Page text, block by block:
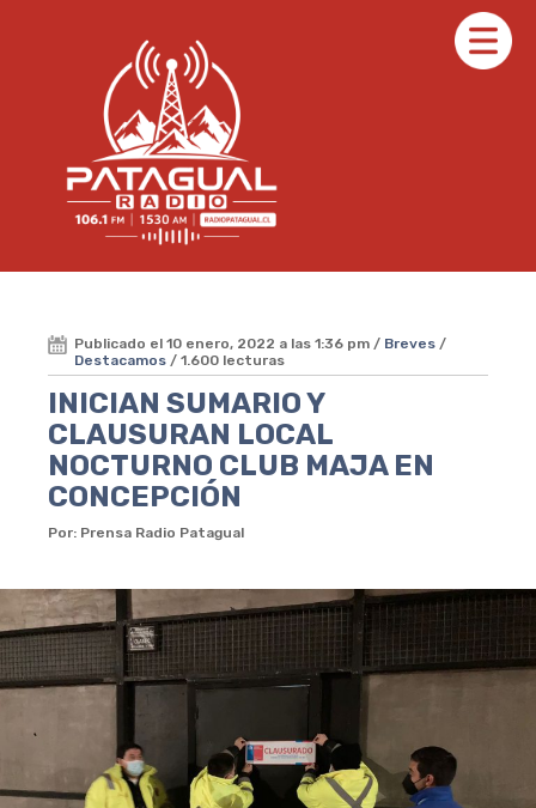
Publicado el 10 enero, 2022 a las 1:36 pm / Breves /
Destacamos / 1.600 lecturas
INICIAN SUMARIO Y
CLAUSURAN LOCAL
NOCTURNO CLUB MAJA EN
CONCEPCIÓN
Por: Prensa Radio Patagual